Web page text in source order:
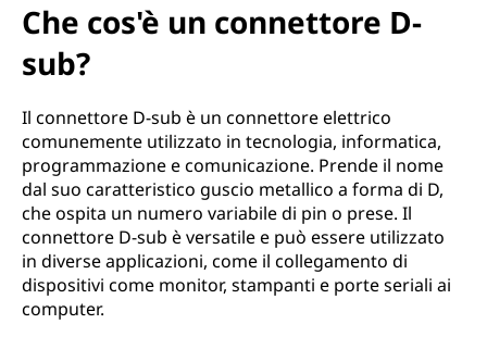
Che cos'è un connettore D-
sub?
Il connettore D-sub è un connettore elettrico
comunemente utilizzato in tecnologia, informatica,
programmazione e comunicazione. Prende il nome
dal suo caratteristico guscio metallico a forma di D,
che ospita un numero variabile di pin o prese. Il
connettore D-sub è versatile e può essere utilizzato
in diverse applicazioni, come il collegamento di
dispositivi come monitor, stampanti e porte seriali ai
computer.